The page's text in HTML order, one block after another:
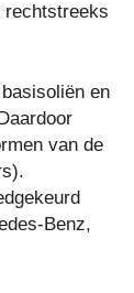
rechtstreeks
en
van de
Benz,